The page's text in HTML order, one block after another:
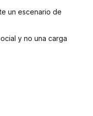
un escenario de
y no una carga